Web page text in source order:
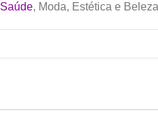
Saúde, Moda, Estética e